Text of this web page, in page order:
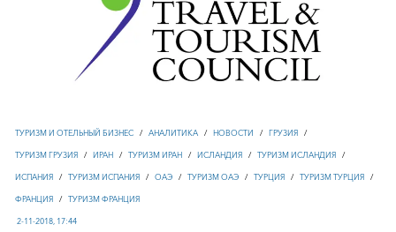
ТУРИЗМ И ОТЕЛЬНЫЙ БИЗНЕС / АНАЛИТИКА / НОВОСТИ / ГРУЗИЯ /
ТУРИЗМ ГРУЗИЯ / ИРАН / ТУРИЗМ ИРАН / ИСЛАНДИЯ / ТУРИЗМ ИСЛАНДИЯ /
ИСПАНИЯ / ТУРИЗМ ИСПАНИЯ / ОАЭ / ТУРИЗМ ОАЭ / ТУРЦИЯ / ТУРИЗМ ТУРЦИЯ /
ФРАНЦИЯ / ТУРИЗМ ФРАНЦИЯ
2-11-2018, 17:44